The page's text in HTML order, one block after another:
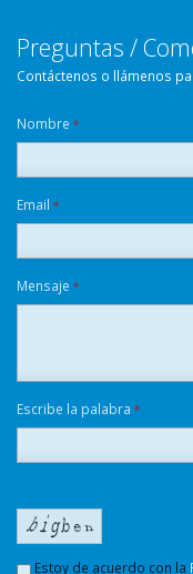
Preguntas /
Contáctenos o llámenos
Nombre *
Email *
Mensaje *
Escribe la palabra *
Estoy de acuerdo con la